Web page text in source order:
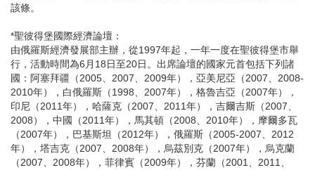
該條。
*聖彼得堡國際經濟論壇：
由俄羅斯經濟發展部主辦，從1997年起，一年一度在聖彼得堡市舉
行，活動時間為6月18日至20日。出席論壇的國家元首包括下列諸
國：阿塞拜疆（2005、2007、2009年），亞美尼亞（2007、2008-
2010年），白俄羅斯（1998、2007年），格魯吉亞（2007年），
印尼（2011年），哈薩克（2007、2011年），吉爾吉斯（2007、
2008），中國（2011年），馬其頓（2008、2010年），摩爾多瓦
（2007年），巴基斯坦（2012年），俄羅斯（2005-2007、2012
年），塔吉克（2007、2008年），烏茲別克（2007年），烏克蘭
（2007、2008年），菲律賓（2009年），芬蘭（2001、2011、